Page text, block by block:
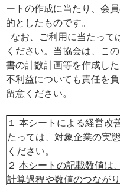
ートの作成に当たり、会
的としたものです。
なお、ご利用に当たって
ください。当協会は、こ
書の計数計画等を作成し
不利益についても責任を
留意ください。
１ 本シートによる経営改
たっては、対象企業の実
ください。
２ 本シートの記載数値は
計算過程や数値のつなが